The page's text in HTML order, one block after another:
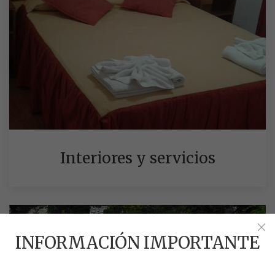
Interiores y servicios
INFORMACIÓN IMPORTANTE